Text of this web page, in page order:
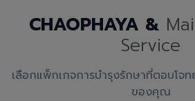
CHAOPHAYA &
Service
เลือกแพ็กเกจการบำรุงรักษาที่ตอบโจ
ของคุณ